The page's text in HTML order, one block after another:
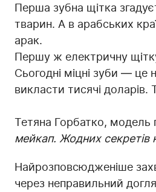
Перша зубна щітка
тварин. А в арабських
арак.
Першу ж електричну
Сьогодні міцні зуби — це
викласти тисячі
Тетяна Горбатко, модель
мейкап. Жодних секретів
Найрозповсюдженіше
через неправильний